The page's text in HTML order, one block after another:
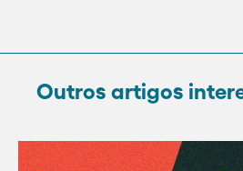
Outros artigos